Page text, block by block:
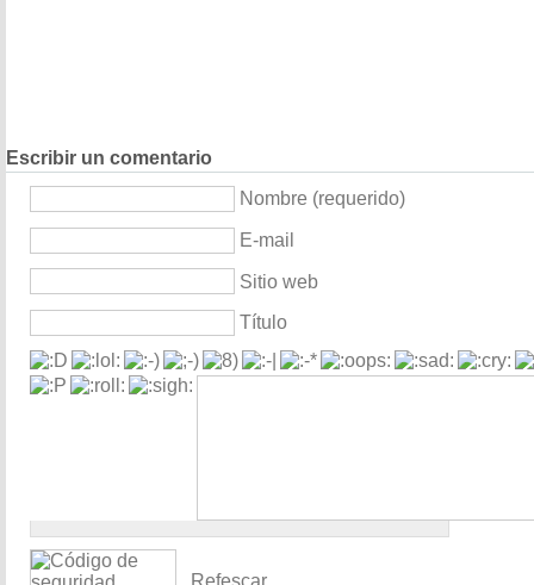
Escribir un comentario
Nombre (requerido)
E-mail
Sitio web
Título